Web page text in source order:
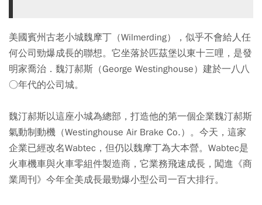
美國賓州古老小城魏摩丁（Wilmerding），似乎不會給人任
何公司勁爆成長的聯想。它坐落於匹茲堡以東十三哩，是發
明家喬治．魏汀郝斯（George Westinghouse）建於一八八
○年代的公司城。
魏汀郝斯以這座小城為總部，打造他的第一個企業魏汀郝斯
氣動制動機（Westinghouse Air Brake Co.）。今天，這家
企業已經改名Wabtec，但仍以魏摩丁為大本營。Wabtec是
火車機車與火車零組件製造商，它業務飛速成長，闖進《商
業周刊》今年全美成長最勁爆小型公司一百大排行。